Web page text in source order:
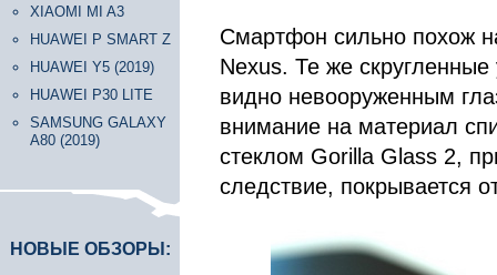
XIAOMI MI A3
HUAWEI P SMART Z
HUAWEI Y5 (2019)
HUAWEI P30 LITE
SAMSUNG GALAXY
A80 (2019)
НОВЫЕ ОБЗОРЫ:
Смартфон сильно похож
Nexus. Те же
видно невооруженным
внимание на материал
стеклом Gorilla Glass 2,
следствие, покрывается